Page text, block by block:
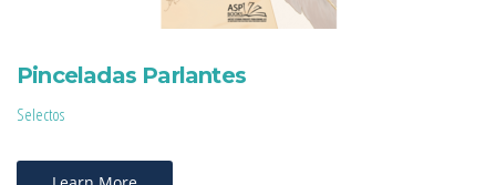
Pinceladas Parlantes
Selectos